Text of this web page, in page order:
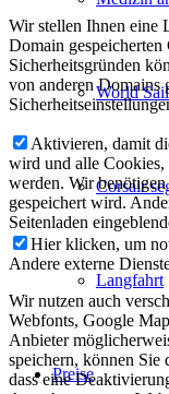
World
Corsair
Langfahrt
Preise
Wir stellen Ihnen eine
Domain
Sicherheitsgründen
von anderen Domains
Aktivieren, damit
wird und alle Cookies,
werden. Wir
gespeichert wird.
Seitenladen
Hier klicken, um
Andere externe
Wir nutzen auch
Webfonts, Google
Anbieter
speichern, können Sie
dass eine